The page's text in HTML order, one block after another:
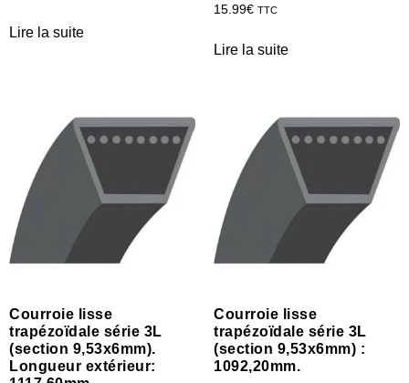
Lire la suite
15.99€ TTC
Lire la suite
Courroie lisse
trapézoïdale série 3L
(section 9,53x6mm).
Longueur extérieur:
Courroie lisse
trapézoïdale série 3L
(section 9,53x6mm) :
1092,20mm.